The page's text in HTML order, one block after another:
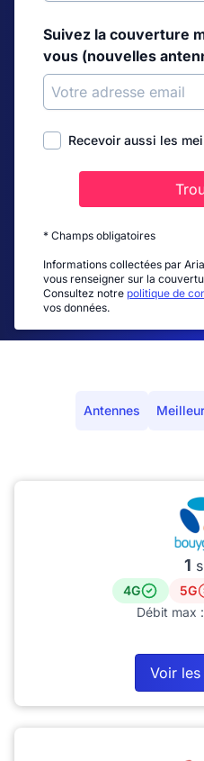
Suivez la couverture
vous (nouvelles
Recevoir aussi les
* Champs obligatoires
Informations collectées par
vous renseigner sur la
Consultez notre politique de
vos données.
Antennes
1
4G 5G
Débit max :
Voir